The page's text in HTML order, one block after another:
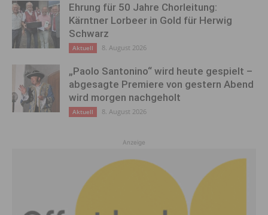
Ehrung für 50 Jahre Chorleitung:
Kärntner Lorbeer in Gold für Herwig
Schwarz
Aktuell 8. August 2026
„Paolo Santonino“ wird heute gespielt –
abgesagte Premiere von gestern Abend
wird morgen nachgeholt
Aktuell 8. August 2026
Anzeige